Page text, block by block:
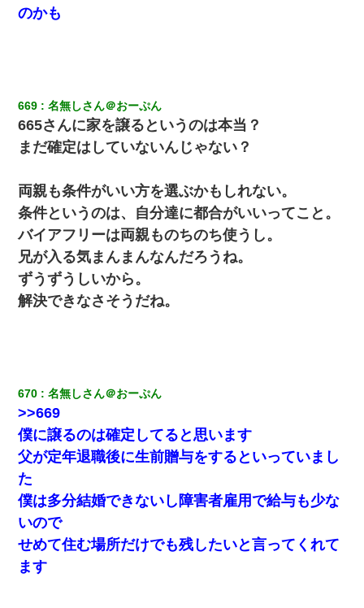
のかも
669 名無しさん＠おーぷん
665さんに家を譲るというのは本当？
まだ確定はしていないんじゃない？
両親も条件がいい方を選ぶかもしれない。
条件というのは、自分達に都合がいいってこと。
バイアフリーは両親ものちのち使うし。
兄が入る気まんまんなんだろうね。
ずうずうしいから。
解決できなさそうだね。
670 名無しさん＠おーぷん
>>669
僕に譲るのは確定してると思います
父が定年退職後に生前贈与をするといっていまし
た
僕は多分結婚できないし障害者雇用で給与も少な
いので
せめて住む場所だけでも残したいと言ってくれて
ます